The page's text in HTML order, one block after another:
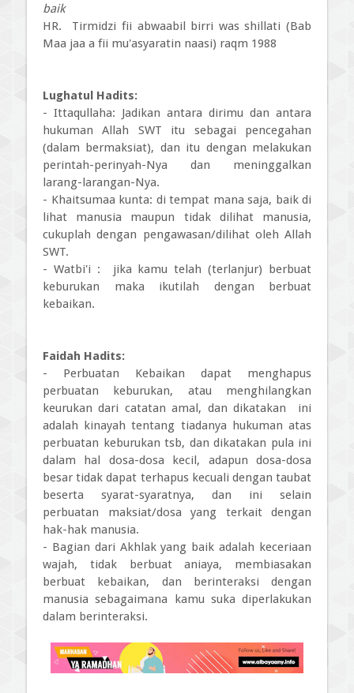
baik
HR. Tirmidzi fii abwaabil birri was shillati (Bab
Maa jaa a fii mu'asyaratin naasi) raqm 1988
Lughatul Hadits:
- Ittaqullaha: Jadikan antara dirimu dan antara
hukuman Allah SWT itu sebagai pencegahan
(dalam bermaksiat), dan itu dengan melakukan
perintah-perinyah-Nya dan meninggalkan
larang-larangan-Nya.
- Khaitsumaa kunta: di tempat mana saja, baik di
lihat manusia maupun tidak dilihat manusia,
cukuplah dengan pengawasan/dilihat oleh Allah
SWT.
- Watbi'i : jika kamu telah (terlanjur) berbuat
keburukan maka ikutilah dengan berbuat
kebaikan.
Faidah Hadits:
- Perbuatan Kebaikan dapat menghapus
perbuatan keburukan, atau menghilangkan
keurukan dari catatan amal, dan dikatakan ini
adalah kinayah tentang tiadanya hukuman atas
perbuatan keburukan tsb, dan dikatakan pula ini
dalam hal dosa-dosa kecil, adapun dosa-dosa
besar tidak dapat terhapus kecuali dengan taubat
beserta syarat-syaratnya, dan ini selain
perbuatan maksiat/dosa yang terkait dengan
hak-hak manusia.
- Bagian dari Akhlak yang baik adalah keceriaan
wajah, tidak berbuat aniaya, membiasakan
berbuat kebaikan, dan berinteraksi dengan
manusia sebagaimana kamu suka diperlakukan
dalam berinteraksi.